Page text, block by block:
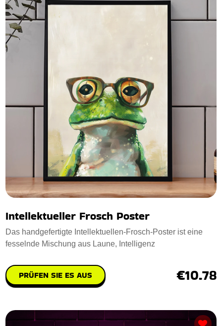
Intellektueller Frosch Poster
Das handgefertigte Intellektuellen-Frosch-Poster ist eine
fesselnde Mischung aus Laune, Intelligenz
PRÜFEN SIE ES AUS €10.78